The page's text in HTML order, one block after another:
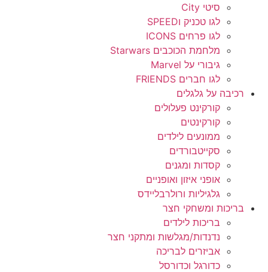
סיטי City
לגו טכניק וSPEED
לגו פרחים ICONS
מלחמת הכוכבים Starwars
גיבורי על Marvel
לגו חברים FRIENDS
רכיבה על גלגלים
קורקינט פעלולים
קורקינטים
ממונעים לילדים
סקייטבורדים
קסדות ומגנים
אופני איזון ואופניים
גלגיליות ורולרבליידס
בריכות ומשחקי חצר
בריכות לילדים
נדנדות/מגלשות ומתקני חצר
אביזרים לבריכה
כדורגל וכדורסל